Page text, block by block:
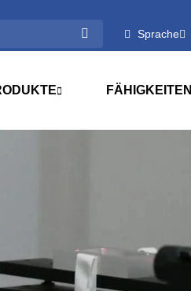
Sprache
FÄHIGKEITEN